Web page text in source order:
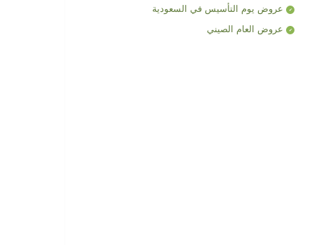
عروض يوم التأسيس في السعودية
عروض العام الصيني